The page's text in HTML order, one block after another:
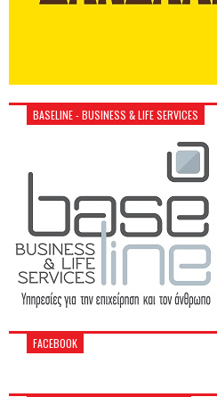
BASELINE - BUSINESS & LIFE SERVICES
FACEBOOK